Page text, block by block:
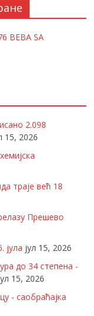
BEBA SA
2.098
15, 2026
траје већ 18
Прешево
јула јул 15, 2026
до 34 степена -
15, 2026
- саобраћајка